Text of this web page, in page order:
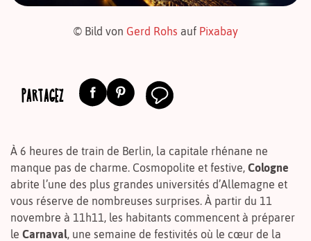
© Bild von Gerd Rohs auf Pixabay
PARTAGEZ
À 6 heures de train de Berlin, la capitale rhénane ne
manque pas de charme. Cosmopolite et festive, Cologne
abrite l’une des plus grandes universités d’Allemagne et
vous réserve de nombreuses surprises. À partir du 11
novembre à 11h11, les habitants commencent à préparer
le Carnaval, une semaine de festivités où le cœur de la